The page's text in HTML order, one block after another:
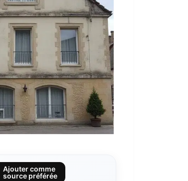
Ajouter comme
source préférée